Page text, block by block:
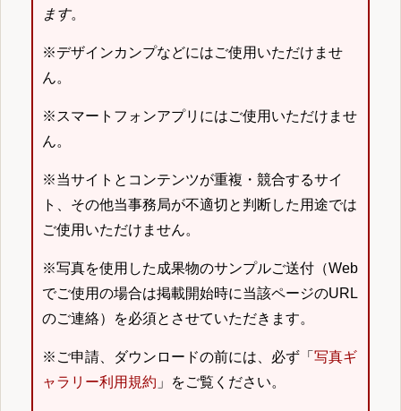
ます。
※デザインカンプなどにはご使用いただけませ
ん。
※スマートフォンアプリにはご使用いただけませ
ん。
※当サイトとコンテンツが重複・競合するサイ
ト、その他当事務局が不適切と判断した用途では
ご使用いただけません。
※写真を使用した成果物のサンプルご送付（Web
でご使用の場合は掲載開始時に当該ページのURL
のご連絡）を必須とさせていただきます。
※ご申請、ダウンロードの前には、必ず「 写真ギ
ャラリー利用規約 」をご覧ください。